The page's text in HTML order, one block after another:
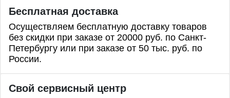
Бесплатная доставка
Осуществляем бесплатную доставку товаров
без скидки при заказе от 20000 руб. по Санкт-
Петербургу или при заказе от 50 тыс. руб. по
России.
Свой сервисный центр